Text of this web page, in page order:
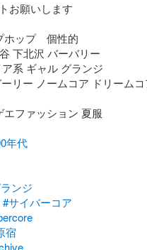
お願いします
ホップ　個性的
系 ギャル グランジ
リー ノームコア ドリーム
ファッション 夏服
年代
ンジ
#サイバーコア
宿